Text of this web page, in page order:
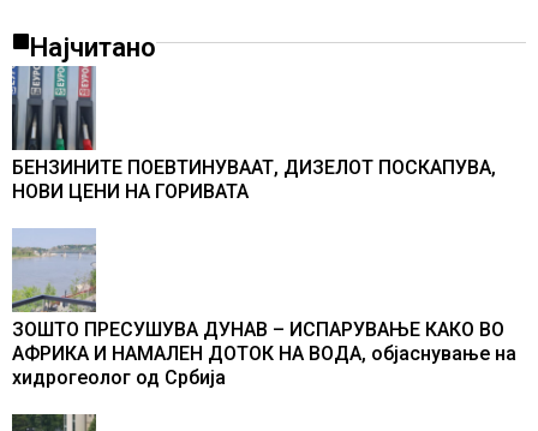
Најчитано
БЕНЗИНИТЕ ПОЕВТИНУВААТ, ДИЗЕЛОТ ПОСКАПУВА,
НОВИ ЦЕНИ НА ГОРИВАТА
ЗОШТО ПРЕСУШУВА ДУНАВ – ИСПАРУВАЊЕ КАКО ВО
АФРИКА И НАМАЛЕН ДОТОК НА ВОДА, објаснување на
хидрогеолог од Србија